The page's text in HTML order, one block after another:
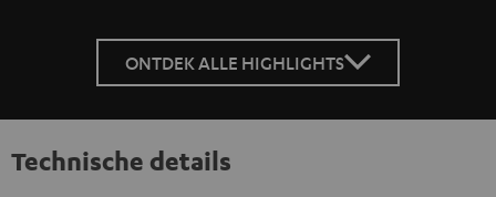
ONTDEK ALLE HIGHLIGHTS
Technische details